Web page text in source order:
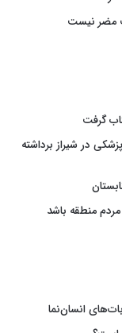
مضر نیست
در شیراز برداشته
منطقه باشد
انسان‌نما